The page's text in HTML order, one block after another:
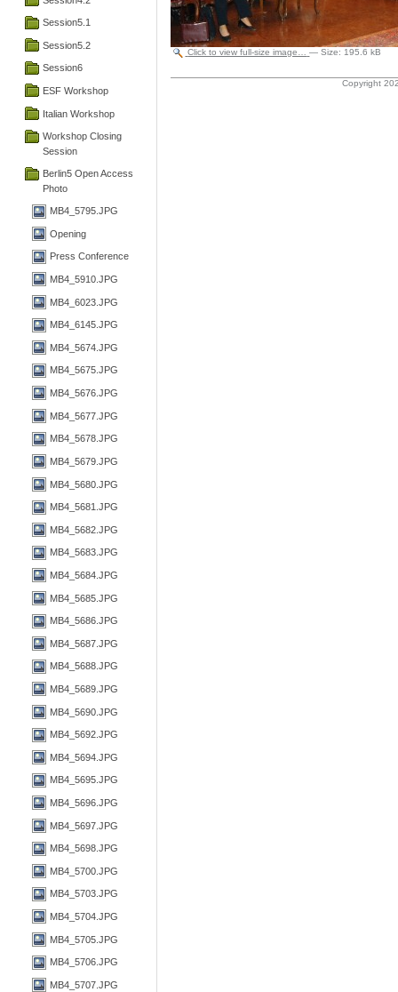
Session5.1
Session5.2
Session6
ESF Workshop
Italian Workshop
Workshop Closing
Session
Berlin5 Open Access
Photo
MB4_5795.JPG
Opening
Press Conference
MB4_5910.JPG
MB4_6023.JPG
MB4_6145.JPG
MB4_5674.JPG
MB4_5675.JPG
MB4_5676.JPG
MB4_5677.JPG
MB4_5678.JPG
MB4_5679.JPG
MB4_5680.JPG
MB4_5681.JPG
MB4_5682.JPG
MB4_5683.JPG
MB4_5684.JPG
MB4_5685.JPG
MB4_5686.JPG
MB4_5687.JPG
MB4_5688.JPG
MB4_5689.JPG
MB4_5690.JPG
MB4_5692.JPG
MB4_5694.JPG
MB4_5695.JPG
MB4_5696.JPG
MB4_5697.JPG
MB4_5698.JPG
MB4_5700.JPG
MB4_5703.JPG
MB4_5704.JPG
MB4_5705.JPG
MB4_5706.JPG
MB4_5707.JPG
Click to view full-size image… —Size:195.6 kB
Copyright